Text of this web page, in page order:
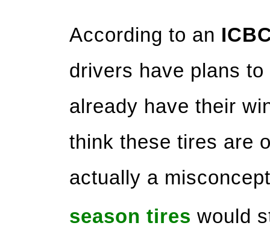
According to an
drivers have plans
already have their
think these tires are
actually a
season tires would